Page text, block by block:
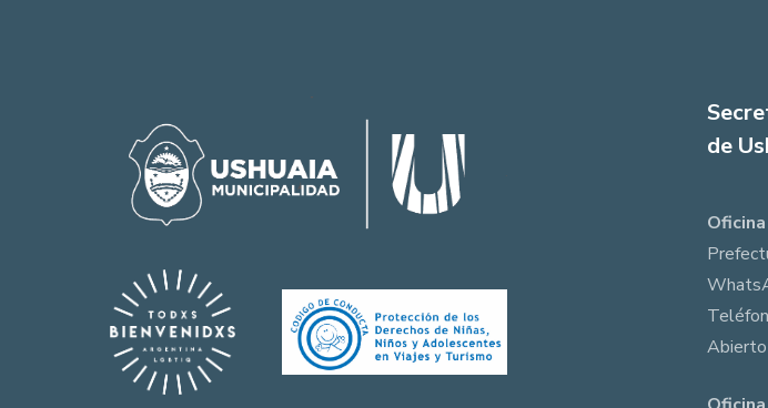
de